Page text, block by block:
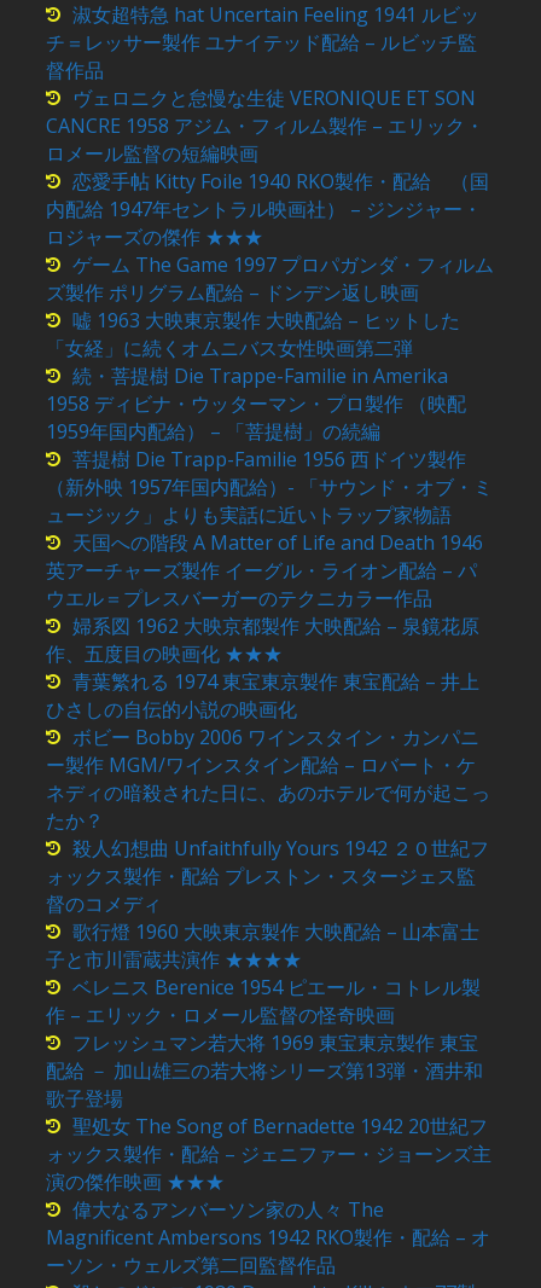
淑女超特急 hat Uncertain Feeling 1941 ルビッ
チ＝レッサー製作 ユナイテッド配給 – ルビッチ監
督作品
ヴェロニクと怠慢な生徒 VERONIQUE ET SON
CANCRE 1958 アジム・フィルム製作 – エリック・
ロメール監督の短編映画
恋愛手帖 Kitty Foile 1940 RKO製作・配給 （国
内配給 1947年セントラル映画社） – ジンジャー・
ロジャーズの傑作 ★★★
ゲーム The Game 1997 プロパガンダ・フィルム
ズ製作 ポリグラム配給 – ドンデン返し映画
嘘 1963 大映東京製作 大映配給 – ヒットした
「女経」に続くオムニバス女性映画第二弾
続・菩提樹 Die Trappe-Familie in Amerika
1958 ディビナ・ウッターマン・プロ製作 （映配
1959年国内配給） – 「菩提樹」の続編
菩提樹 Die Trapp-Familie 1956 西ドイツ製作
（新外映 1957年国内配給）- 「サウンド・オブ・ミ
ュージック」よりも実話に近いトラップ家物語
天国への階段 A Matter of Life and Death 1946
英アーチャーズ製作 イーグル・ライオン配給 – パ
ウエル＝プレスバーガーのテクニカラー作品
婦系図 1962 大映京都製作 大映配給 – 泉鏡花原
作、五度目の映画化 ★★★
青葉繁れる 1974 東宝東京製作 東宝配給 – 井上
ひさしの自伝的小説の映画化
ボビー Bobby 2006 ワインスタイン・カンパニ
ー製作 MGM/ワインスタイン配給 – ロバート・ケ
ネディの暗殺された日に、あのホテルで何が起こっ
たか？
殺人幻想曲 Unfaithfully Yours 1942 ２０世紀フ
ォックス製作・配給 プレストン・スタージェス監
督のコメディ
歌行燈 1960 大映東京製作 大映配給 – 山本富士
子と市川雷蔵共演作 ★★★★
ベレニス Berenice 1954 ピエール・コトレル製
作 – エリック・ロメール監督の怪奇映画
フレッシュマン若大将 1969 東宝東京製作 東宝
配給 － 加山雄三の若大将シリーズ第13弾・酒井和
歌子登場
聖処女 The Song of Bernadette 1942 20世紀フ
ォックス製作・配給 – ジェニファー・ジョーンズ主
演の傑作映画 ★★★
偉大なるアンバーソン家の人々 The
Magnificent Ambersons 1942 RKO製作・配給 – オ
ーソン・ウェルズ第二回監督作品